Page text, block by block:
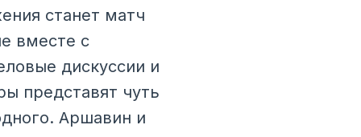
станет матч
вместе с
дискуссии и
представят чуть
Аршавин и